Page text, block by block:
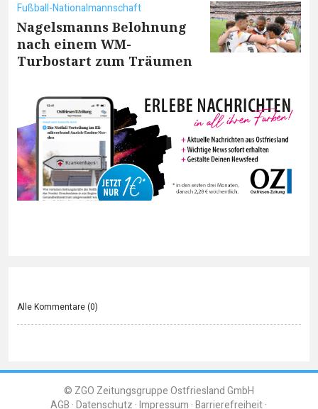
Fußball-Nationalmannschaft
Nagelsmanns Belohnung
nach einem WM-
Turbostart zum Träumen
Alle Kommentare (0)
© ZGO Zeitungsgruppe Ostfriesland GmbH
AGB Datenschutz Impressum Barrierefreiheit